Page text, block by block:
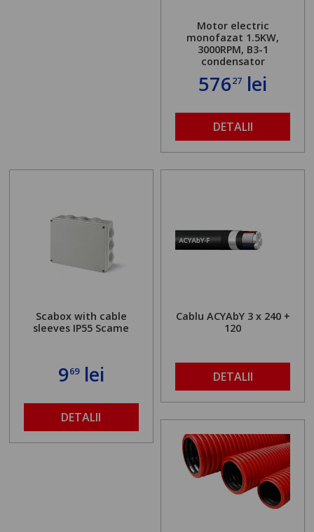
Motor electric
monofazat 1.5KW,
3000RPM, B3-1
condensator
57627 lei
DETALII
Scabox with cable
sleeves IP55 Scame
969lei
DETALII
Cablu ACYAbY 3 x 240 +
120
DETALII